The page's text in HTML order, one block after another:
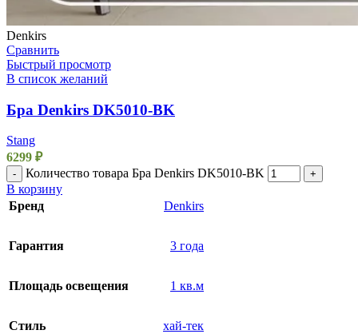
Denkirs
Сравнить
Быстрый просмотр
В список желаний
Бра Denkirs DK5010-BK
Stang
6299 ₽
- Количество товара Бра Denkirs DK5010-BK +
В корзину
Бренд
Denkirs
Гарантия 3 года
Площадь освещения 1 кв.м
Стиль хай-тек